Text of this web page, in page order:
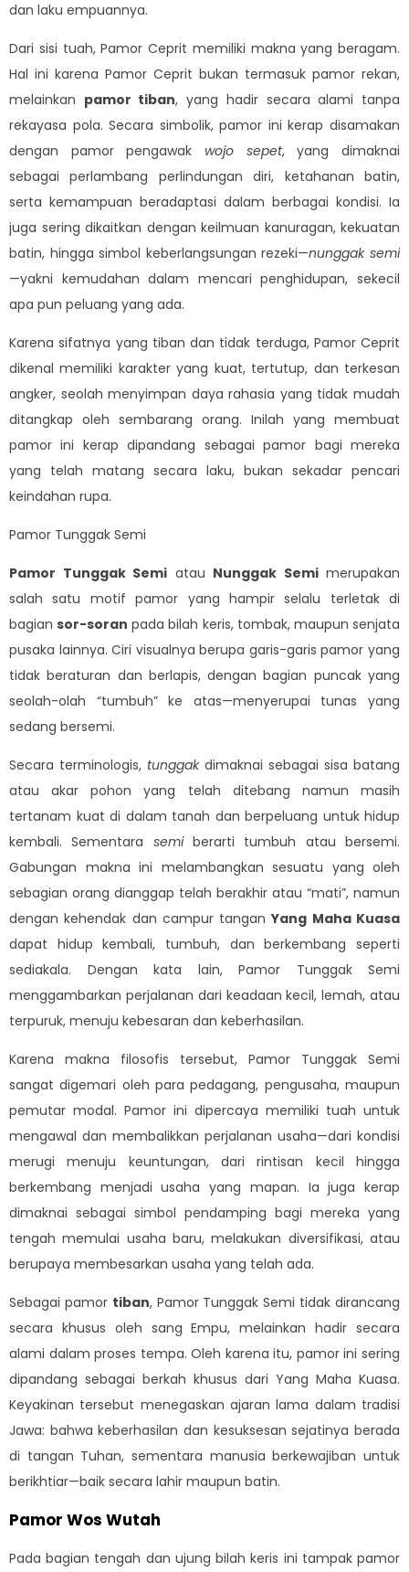
dan laku empuannya.
Dari sisi tuah, Pamor Ceprit memiliki makna yang beragam.
Hal ini karena Pamor Ceprit bukan termasuk pamor rekan,
melainkan pamor tiban, yang hadir secara alami tanpa
rekayasa pola. Secara simbolik, pamor ini kerap disamakan
dengan pamor pengawak wojo sepet, yang dimaknai
sebagai perlambang perlindungan diri, ketahanan batin,
serta kemampuan beradaptasi dalam berbagai kondisi. Ia
juga sering dikaitkan dengan keilmuan kanuragan, kekuatan
batin, hingga simbol keberlangsungan rezeki—nunggak semi
—yakni kemudahan dalam mencari penghidupan, sekecil
apa pun peluang yang ada.
Karena sifatnya yang tiban dan tidak terduga, Pamor Ceprit
dikenal memiliki karakter yang kuat, tertutup, dan terkesan
angker, seolah menyimpan daya rahasia yang tidak mudah
ditangkap oleh sembarang orang. Inilah yang membuat
pamor ini kerap dipandang sebagai pamor bagi mereka
yang telah matang secara laku, bukan sekadar pencari
keindahan rupa.
Pamor Tunggak Semi
Pamor Tunggak Semi atau Nunggak Semimerupakan
salah satu motif pamor yang hampir selalu terletak di
bagiansor-soran pada bilah keris, tombak, maupun senjata
pusaka lainnya. Ciri visualnya berupa garis-garis pamor yang
tidak beraturan dan berlapis, dengan bagian puncak yang
seolah-olah “tumbuh” ke atas—menyerupai tunas yang
sedang bersemi.
Secara terminologis, tunggakdimaknai sebagai sisa batang
atau akar pohon yang telah ditebang namun masih
tertanam kuat di dalam tanah dan berpeluang untuk hidup
kembali. Sementara semiberarti tumbuh atau bersemi.
Gabungan makna ini melambangkan sesuatu yang oleh
sebagian orang dianggap telah berakhir atau “mati”, namun
dengan kehendak dan campur tanganYang Maha Kuasa
dapat hidup kembali, tumbuh, dan berkembang seperti
sediakala. Dengan kata lain, Pamor Tunggak Semi
menggambarkan perjalanan dari keadaan kecil, lemah, atau
terpuruk, menuju kebesaran dan keberhasilan.
Karena makna filosofis tersebut, Pamor Tunggak Semi
sangat digemari oleh para pedagang, pengusaha, maupun
pemutar modal. Pamor ini dipercaya memiliki tuah untuk
mengawal dan membalikkan perjalanan usaha—dari kondisi
merugi menuju keuntungan, dari rintisan kecil hingga
berkembang menjadi usaha yang mapan. Ia juga kerap
dimaknai sebagai simbol pendamping bagi mereka yang
tengah memulai usaha baru, melakukan diversifikasi, atau
berupaya membesarkan usaha yang telah ada.
Sebagai pamor tiban, Pamor Tunggak Semi tidak dirancang
secara khusus oleh sang Empu, melainkan hadir secara
alami dalam proses tempa. Oleh karena itu, pamor ini sering
dipandang sebagai berkah khusus dari Yang Maha Kuasa.
Keyakinan tersebut menegaskan ajaran lama dalam tradisi
Jawa: bahwa keberhasilan dan kesuksesan sejatinya berada
di tangan Tuhan, sementara manusia berkewajiban untuk
berikhtiar—baik secara lahir maupun batin.
Pamor Wos Wutah
Pada bagian tengah dan ujung bilah keris ini tampak pamor